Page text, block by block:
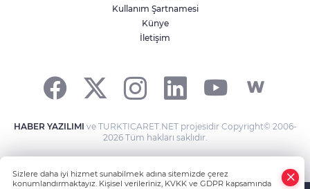
Kullanım Şartnamesi
Künye
İletişim
HABER YAZILIMI ve TURKTICARET.NET projesidir Copyright© 2006-
2026 Tüm hakları saklıdır.
Sizlere daha iyi hizmet sunabilmek adına sitemizde çerez
konumlandırmaktayız. Kişisel verileriniz, KVKK ve GDPR kapsamında